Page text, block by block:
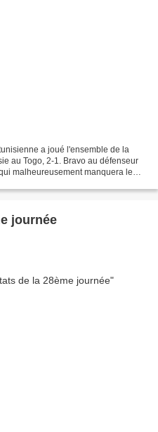
a joué l'ensemble de la
au Togo, 2-1. Bravo au défenseur
malheureusement manquera le
journée